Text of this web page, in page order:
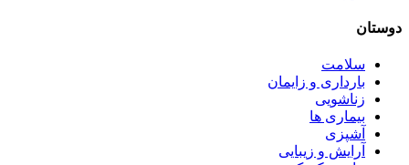
دوستان
سلامت
بارداری و زایمان
زناشویی
بیماری ها
آشپزی
آرایش و زیبایی